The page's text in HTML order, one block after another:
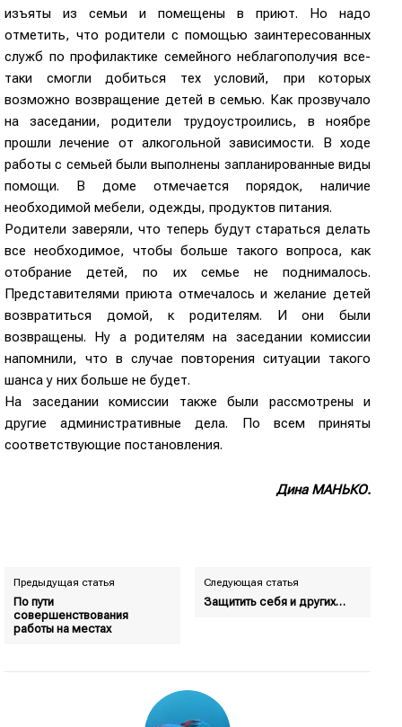
изъяты из семьи и помещены в приют. Но надо
отметить, что родители с помощью заинтересованных
служб по профилактике семейного неблагополучия все-
таки смогли добиться тех условий, при которых
возможно возвращение детей в семью. Как прозвучало
на заседании, родители трудоустроились, в ноябре
прошли лечение от алкогольной зависимости. В ходе
работы с семьей были выполнены запланированные виды
помощи. В доме отмечается порядок, наличие
необходимой мебели, одежды, продуктов питания.
Родители заверяли, что теперь будут стараться делать
все необходимое, чтобы больше такого вопроса, как
отобрание детей, по их семье не поднималось.
Представителями приюта отмечалось и желание детей
возвратиться домой, к родителям. И они были
возвращены. Ну а родителям на заседании комиссии
напомнили, что в случае повторения ситуации такого
шанса у них больше не будет.
На заседании комиссии также были рассмотрены и
другие административные дела. По всем приняты
соответствующие постановления.
Дина МАНЬКО.
Предыдущая статья
По пути
совершенствования
работы на местах
Следующая статья
Защитить себя и других…